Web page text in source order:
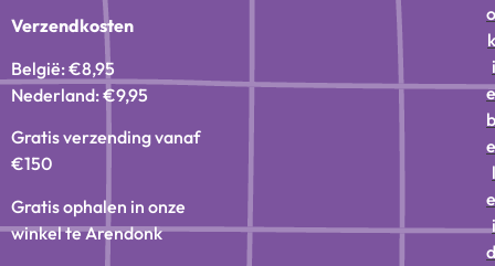
Verzendkosten
België: €8,95
Nederland: €9,95
Gratis verzending vanaf
€150
Gratis ophalen in onze
winkel te Arendonk
o
k
i
e
b
e
l
e
i
d